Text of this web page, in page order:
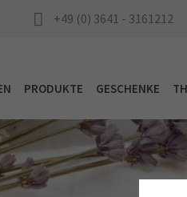
+49 (0) 3641 - 3161212
PRODUKTE GESCHENKE